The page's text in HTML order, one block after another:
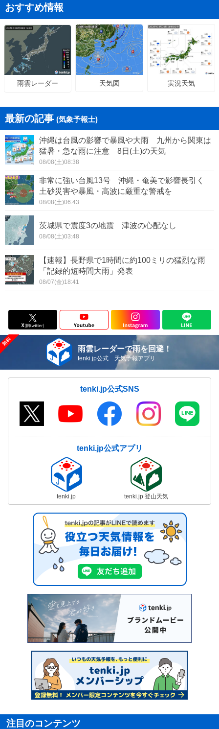
おすすめ情報
雨雲レーダー 天気図 実況天気
最新の記事 (気象予報士)
沖縄は台風の影響で暴風や大雨 九州から関東は
猛暑・急な雨に注意 8日(土)の天気
08/08(土)08:38
非常に強い台風13号 沖縄・奄美で影響長引く
土砂災害や暴風・高波に厳重な警戒を
08/08(土)06:43
茨城県で震度3の地震 津波の心配なし
08/08(土)03:48
【速報】長野県で1時間に約100ミリの猛烈な雨
「記録的短時間大雨」発表
08/07(金)18:41
雨雲レーダーで雨を回避！
tenki.jp公式 天気予報アプリ
tenki.jp公式SNS
tenki.jp公式アプリ
tenki.jp tenki.jp 登山天気
注目のコンテンツ